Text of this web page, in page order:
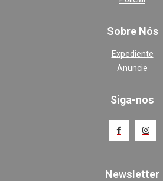
Sobre Nós
Expediente
Anuncie
Siga-nos
Newsletter